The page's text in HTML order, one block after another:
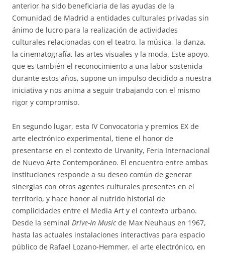
anterior ha sido beneficiaria de las ayudas de la
Comunidad de Madrid a entidades culturales privadas sin
ánimo de lucro para la realización de actividades
culturales relacionadas con el teatro, la música, la danza,
la cinematografía, las artes visuales y la moda. Este apoyo,
que es también el reconocimiento a una labor sostenida
durante estos años, supone un impulso decidido a nuestra
iniciativa y nos anima a seguir trabajando con el mismo
rigor y compromiso.
En segundo lugar, esta IV Convocatoria y premios EX de
arte electrónico experimental, tiene el honor de
presentarse en el contexto de Urvanity, Feria Internacional
de Nuevo Arte Contemporáneo. El encuentro entre ambas
instituciones responde a su deseo común de generar
sinergias con otros agentes culturales presentes en el
territorio, y hace honor al nutrido historial de
complicidades entre el Media Art y el contexto urbano.
Desde la seminal Drive-In Musicde Max Neuhaus en 1967,
hasta las actuales instalaciones interactivas para espacio
público de Rafael Lozano-Hemmer, el arte electrónico, en